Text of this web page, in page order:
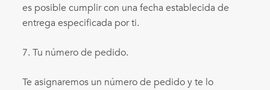
es posible cumplir con una fecha establecida de
entrega especificada por ti.
7. Tu número de pedido.
Te asignaremos un número de pedido y te lo